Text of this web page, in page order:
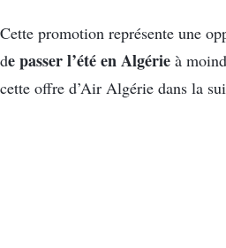
Cette promotion représente une
de passer l’été en Algérie à
cette offre d’Air Algérie dans la